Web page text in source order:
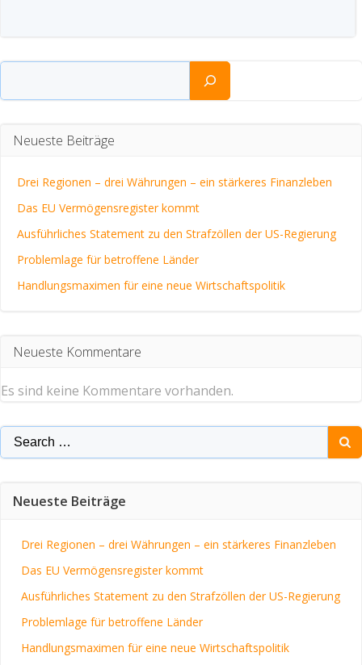
Suchen
Neueste Beiträge
Drei Regionen – drei Währungen – ein stärkeres Finanzleben
Das EU Vermögensregister kommt
Ausführliches Statement zu den Strafzöllen der US-Regierung
Problemlage für betroffene Länder
Handlungsmaximen für eine neue Wirtschaftspolitik
Neueste Kommentare
Es sind keine Kommentare vorhanden.
Search
for:
Neueste Beiträge
Drei Regionen – drei Währungen – ein stärkeres Finanzleben
Das EU Vermögensregister kommt
Ausführliches Statement zu den Strafzöllen der US-Regierung
Problemlage für betroffene Länder
Handlungsmaximen für eine neue Wirtschaftspolitik